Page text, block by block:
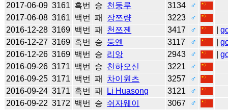
2017-06-09 3161 흑번 승 천둥루 3134
♂
2017-06-08 3161 백번 패 장쯔량 3223
♂
2016-12-28 3169 백번 패 천쯔젠 3417 ♂ |
2016-12-27 3169 흑번 승 둥옌 3117 ♂ |
2016-12-26 3169 백번 승 리앙 2943 ♂ |
2016-09-26 3171 백번 승 천하오신 3221
♂
2016-09-25 3171 백번 패 차이원츠 3257
♂
2016-09-24 3171 흑번 패 Li Huasong 3121
♂
2016-09-22 3172 백번 승 쉬자웨이 3067
♂